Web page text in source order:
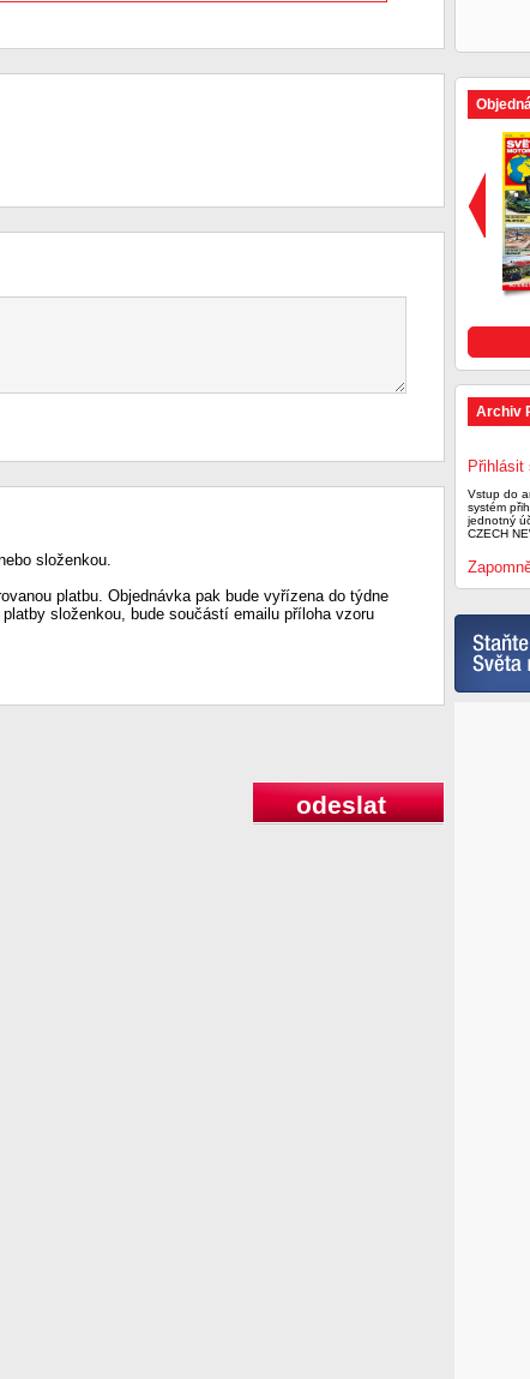
složenkou.
platbu. Objednávka pak bude vyřízena do týdne
složenkou, bude součástí emailu příloha vzoru
odeslat
Archiv
Přihlásit
Vstup do
systém
jednotný
CZECH